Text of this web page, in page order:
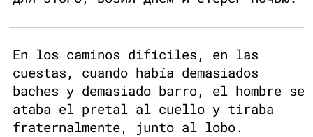
En los caminos difíciles, en las
cuestas, cuando había demasiados
baches y demasiado barro, el hombre se
ataba el pretal al cuello y tiraba
fraternalmente, junto al lobo.